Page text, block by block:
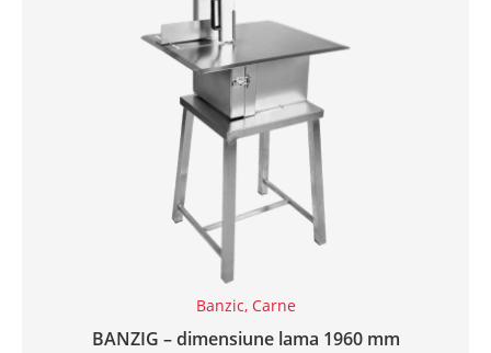
Banzic, Carne
BANZIG – dimensiune lama 1960 mm